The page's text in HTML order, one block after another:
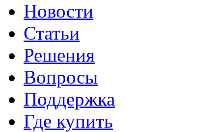
Новости
Статьи
Решения
Вопросы
Поддержка
Где купить